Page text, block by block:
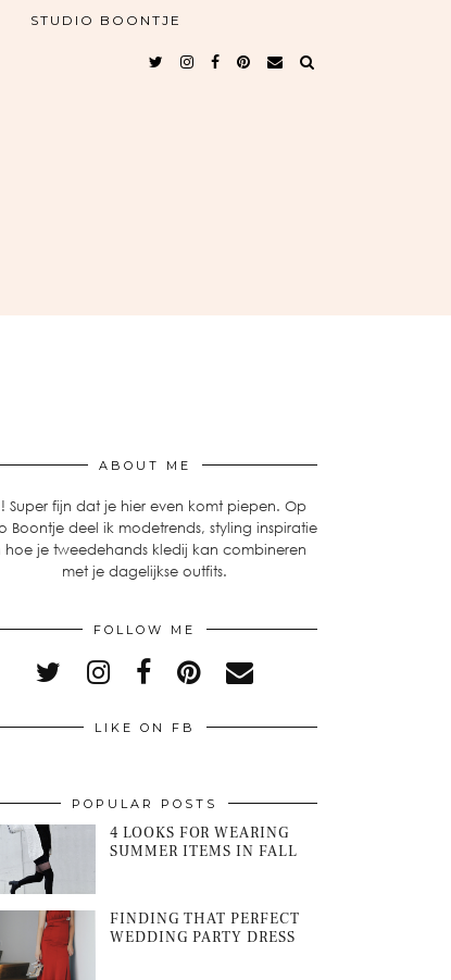
STUDIO BOONTJE
ABOUT ME
! Super fijn dat je hier even komt piepen. Op
Boontje deel ik modetrends, styling inspiratie
hoe je tweedehands kledij kan combineren
met je dagelijkse outfits.
FOLLOW ME
LIKE ON FB
POPULAR POSTS
4 LOOKS FOR WEARING
SUMMER ITEMS IN FALL
FINDING THAT PERFECT
WEDDING PARTY DRESS